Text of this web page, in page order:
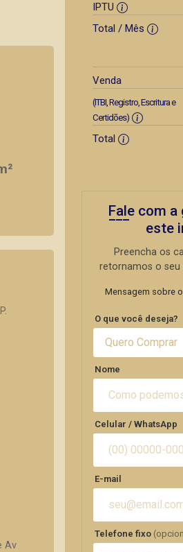
Av
IPTU
Total / Mês
Venda
(ITBI, Registro, Escritura e
Certidões)
Total
Fale com a
este
Preencha os
retornamos o
Mensagem sobre
O que você deseja?
Quero Comprar
Nome
Celular / WhatsApp
E-mail
Telefone fixo